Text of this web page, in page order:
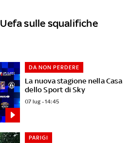
sulle squalifiche
La nuova stagione nella Casa
dello Sport di Sky
DA NON PERDERE
07 lug - 14:45
PARIGI